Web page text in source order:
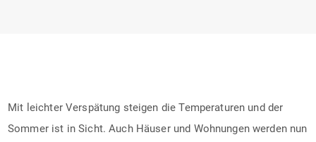
Mit leichter Verspätung steigen die Temperaturen und der
Sommer ist in Sicht. Auch Häuser und Wohnungen werden nun